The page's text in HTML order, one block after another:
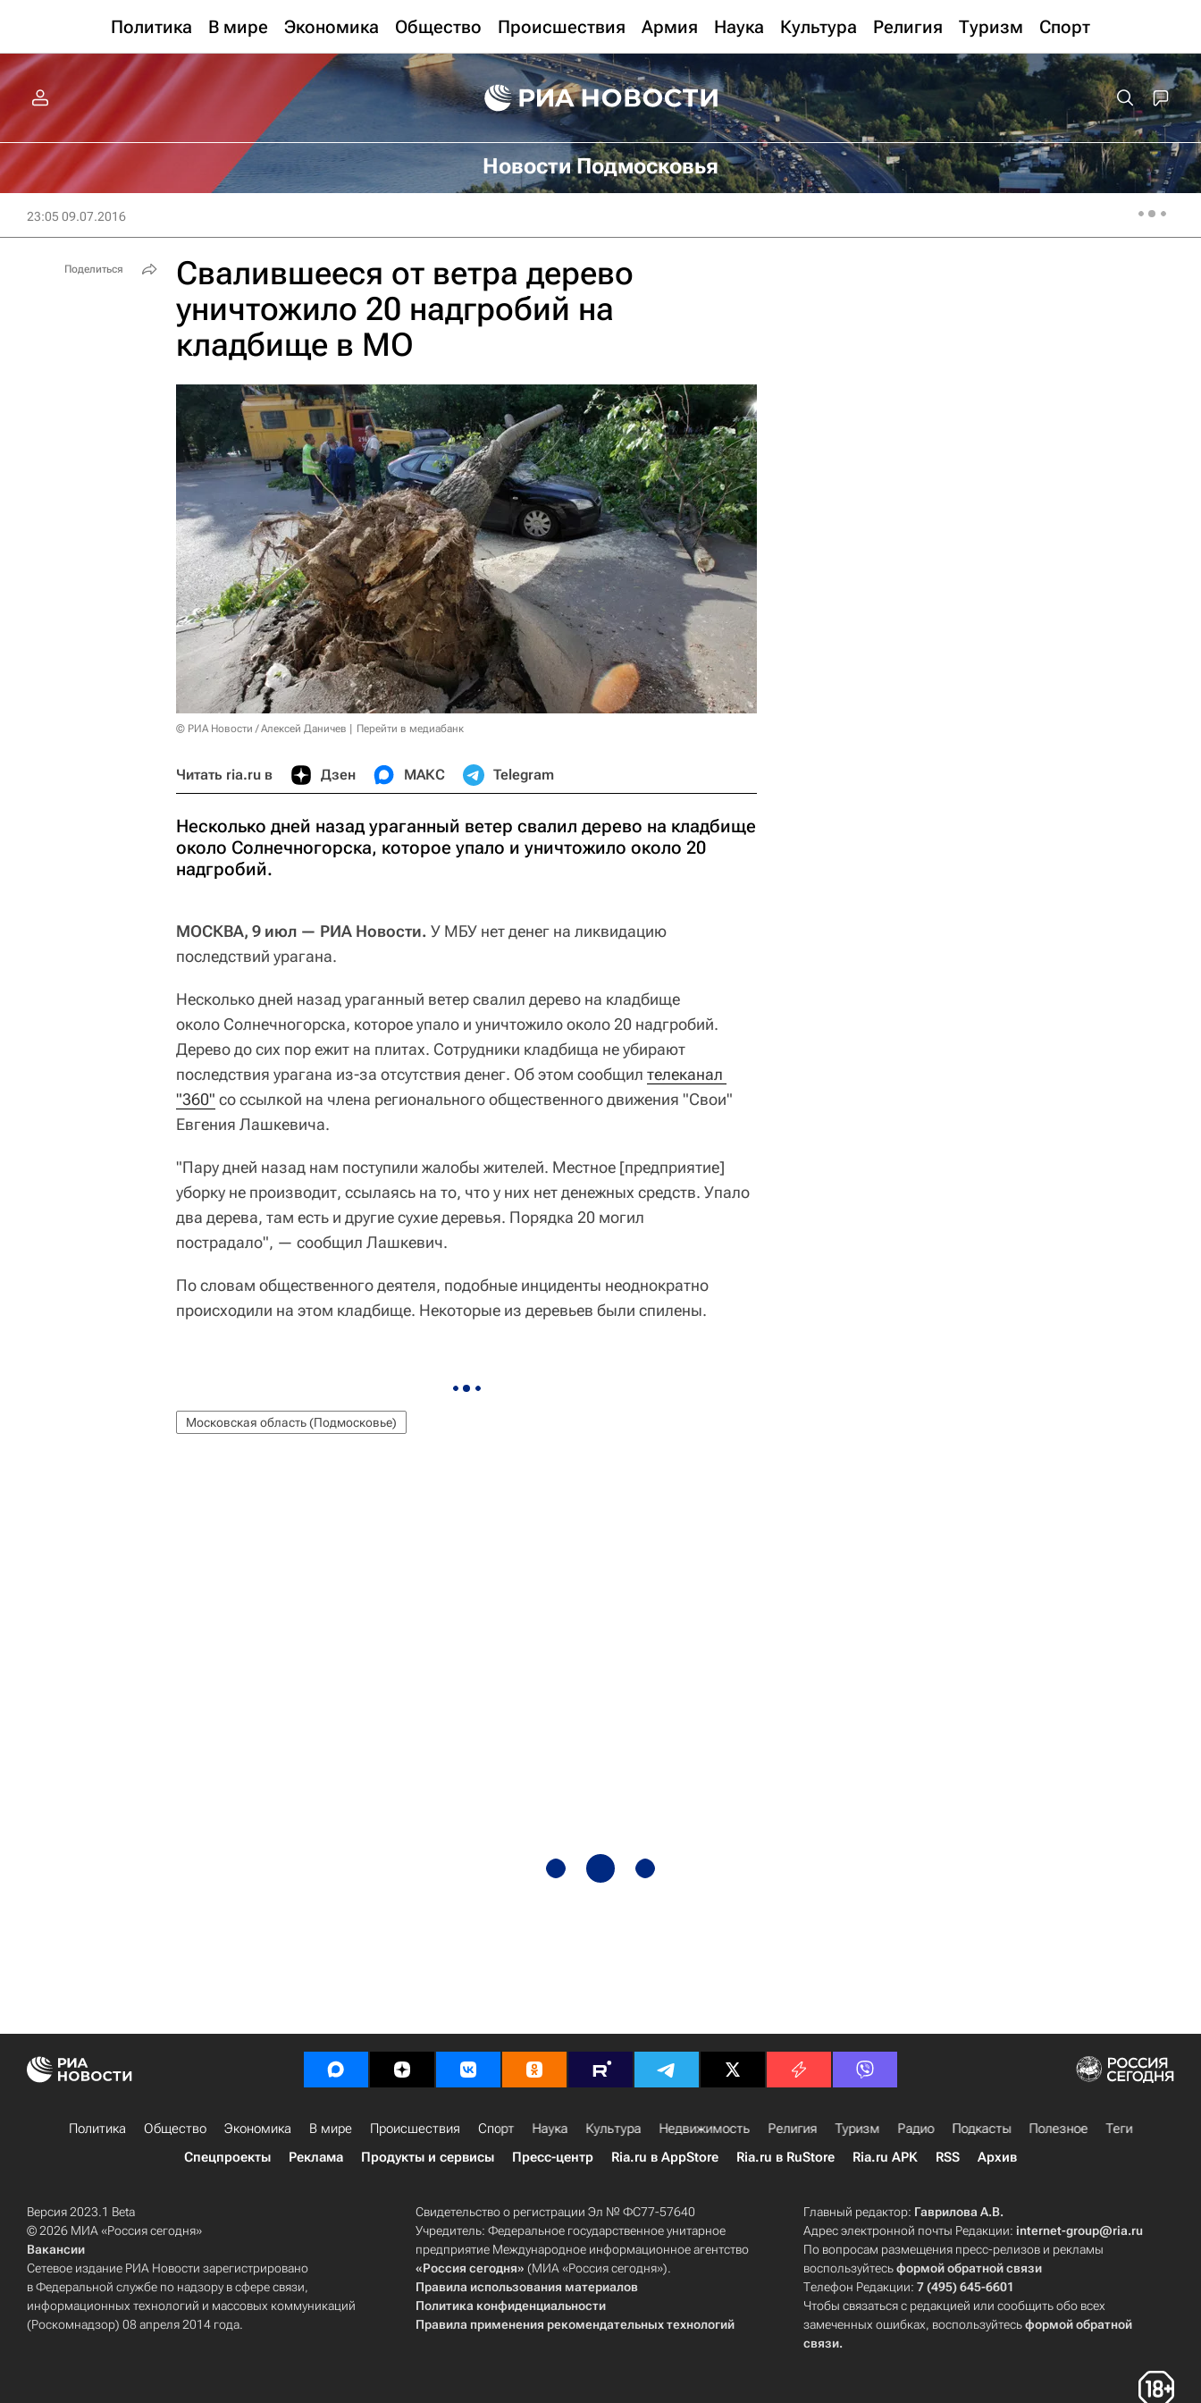
Политика В мире Экономика Общество Происшествия Армия Наука Культура Религия Туризм Спорт
Новости Подмосковья
23:05 09.07.2016
Свалившееся от ветра дерево
уничтожило 20 надгробий на
кладбище в МО
© РИА Новости / Алексей Даничев Перейти в медиабанк
Читать ria.ru в Дзен МАКС Telegram
Несколько дней назад ураганный ветер свалил дерево на кладбище
около Солнечногорска, которое упало и уничтожило около 20
надгробий.
МОСКВА, 9 июл — РИА Новости. У МБУ нет денег на ликвидацию
последствий урагана.
Несколько дней назад ураганный ветер свалил дерево на кладбище
около Солнечногорска, которое упало и уничтожило около 20 надгробий.
Дерево до сих пор ежит на плитах. Сотрудники кладбища не убирают
последствия урагана из-за отсутствия денег. Об этом сообщил телеканал
"360" со ссылкой на члена регионального общественного движения "Свои"
Евгения Лашкевича.
"Пару дней назад нам поступили жалобы жителей. Местное [предприятие]
уборку не производит, ссылаясь на то, что у них нет денежных средств. Упало
два дерева, там есть и другие сухие деревья. Порядка 20 могил
пострадало", — сообщил Лашкевич.
По словам общественного деятеля, подобные инциденты неоднократно
происходили на этом кладбище. Некоторые из деревьев были спилены.
Московская область (Подмосковье)
Поделиться
Политика Общество Экономика В мире Происшествия Спорт Наука Культура Недвижимость Религия Туризм Радио Подкасты Полезное
Теги
Спецпроекты
Реклама Продукты и сервисы Пресс-центр Ria.ru в AppStore Ria.ru в RuStore Ria.ru APK RSS Архив
Версия 2023.1 Beta
© 2026 МИА «Россия сегодня»
Вакансии
Сетевое издание РИА Новости зарегистрировано
в Федеральной службе по надзору в сфере связи,
информационных технологий и массовых коммуникаций
(Роскомнадзор) 08 апреля 2014 года.
Свидетельство о регистрации Эл № ФС77-57640
Учредитель: Федеральное государственное унитарное
предприятие Международное информационное агентство
«Россия сегодня» (МИА «Россия сегодня»).
Правила использования материалов
Политика конфиденциальности
Правила применения рекомендательных технологий
Главный редактор: Гаврилова А.В.
Адрес электронной почты Редакции:internet-group@ria.ru
По вопросам размещения пресс-релизов и рекламы
воспользуйтесьформой обратной связи
Телефон Редакции:7 (495) 645-6601
Чтобы связаться с редакцией или сообщить обо всех
замеченных ошибках, воспользуйтесьформой обратной
связи.